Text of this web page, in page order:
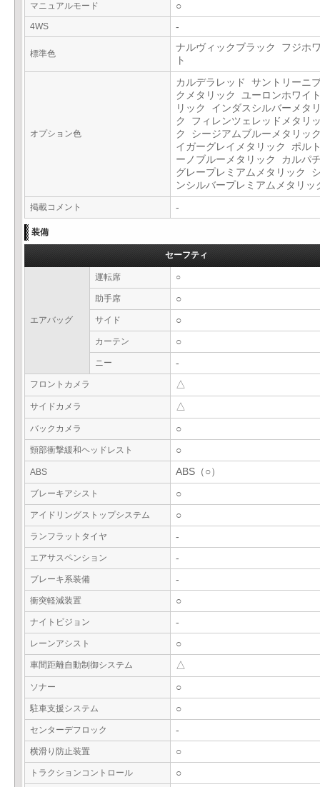
マニュアルモード ○
4WS -
標準色
ナルヴィックブラック フジホ
ト
オプション色
カルデラレッド サントリーニ
クメタリック ユーロンホワイ
リック インダスシルバーメタ
ク フィレンツェレッドメタリ
ク シージアムブルーメタリッ
イガーグレイメタリック ポル
ーノブルーメタリック カルパ
グレープレミアムメタリック
ンシルバープレミアムメタリ
掲載コメント -
装備
セーフティ
エアバッグ
運転席 ○
助手席 ○
サイド ○
カーテン ○
ニー -
フロントカメラ △
サイドカメラ △
バックカメラ ○
頸部衝撃緩和ヘッドレスト ○
ABS ABS（○）
ブレーキアシスト ○
アイドリングストップシステム ○
ランフラットタイヤ -
エアサスペンション -
ブレーキ系装備 -
衝突軽減装置 ○
ナイトビジョン -
レーンアシスト ○
車間距離自動制御システム △
ソナー ○
駐車支援システム ○
センターデフロック -
横滑り防止装置 ○
トラクションコントロール ○